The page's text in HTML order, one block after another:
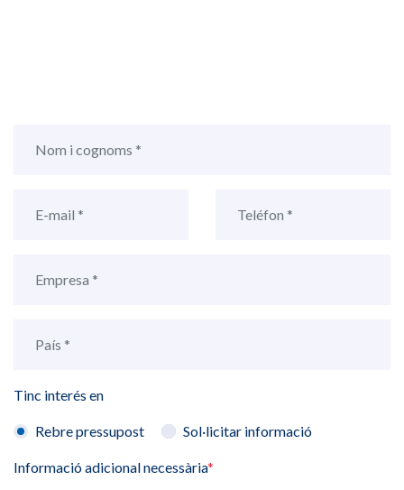
Tinc interés en
Rebre pressupost Sol·licitar informació
Informació adicional necessària*